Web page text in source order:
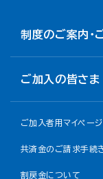
制度のご案内・
ご加入の皆さま
ご加入者用マイペー
共済金のご請求手続
割戻金について​